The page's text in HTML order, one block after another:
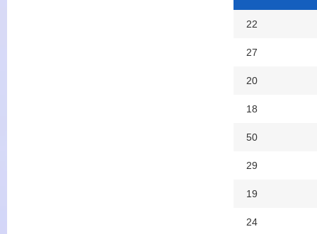
22
27
20
18
50
29
19
24